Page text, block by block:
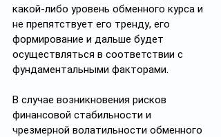
какой-либо уровень обменного курса и
не препятствует его тренду, его
формирование и дальше будет
осуществляться в соответствии с
фундаментальными факторами.
В случае возникновения рисков
финансовой стабильности и
чрезмерной волатильности обменного